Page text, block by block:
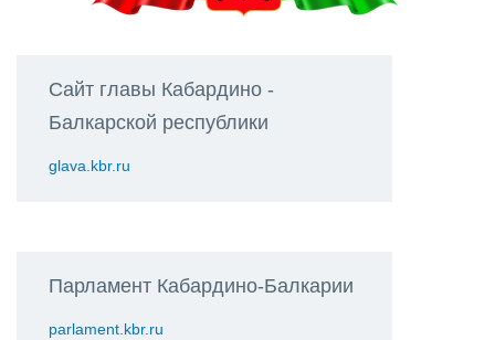
Сайт главы Кабардино -
Балкарской республики
glava.kbr.ru
Парламент Кабардино-Балкарии
parlament.kbr.ru